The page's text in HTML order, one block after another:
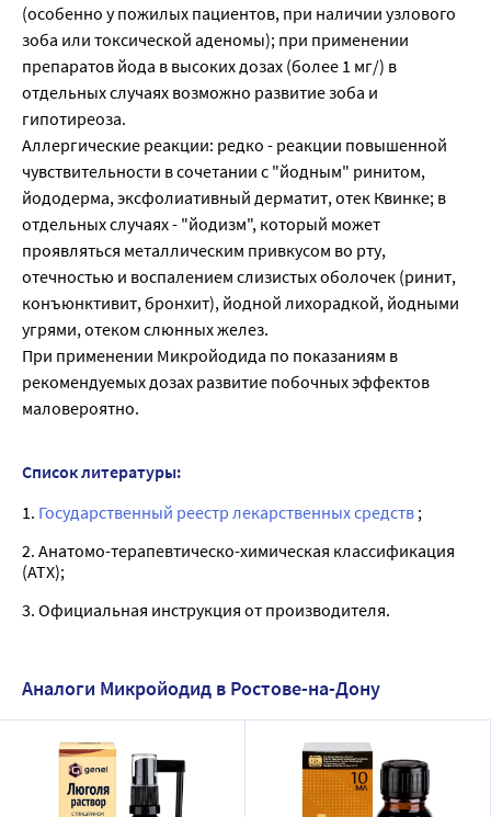
(особенно у пожилых пациентов, при наличии узлового
зоба или токсической аденомы); при применении
препаратов йода в высоких дозах (более 1 мг/) в
отдельных случаях возможно развитие зоба и
гипотиреоза.
Аллергические реакции: редко - реакции повышенной
чувствительности в сочетании с "йодным" ринитом,
йододерма, эксфолиативный дерматит, отек Квинке; в
отдельных случаях - "йодизм", который может
проявляться металлическим привкусом во рту,
отечностью и воспалением слизистых оболочек (ринит,
конъюнктивит, бронхит), йодной лихорадкой, йодными
угрями, отеком слюнных желез.
При применении Микройодида по показаниям в
рекомендуемых дозах развитие побочных эффектов
маловероятно.
Список литературы:
1. Государственный реестр лекарственных средств ;
2. Анатомо-терапевтическо-химическая классификация
(ATX);
3. Официальная инструкция от производителя.
Аналоги Микройодид в Ростове-на-Дону